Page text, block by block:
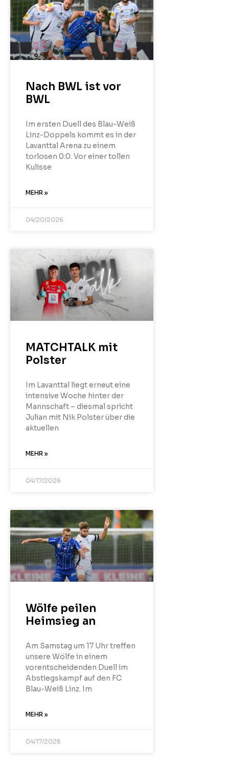
Nach BWL ist vor
BWL
Im ersten Duell des Blau-Weiß
Linz-Doppels kommt es in der
Lavanttal Arena zu einem
torlosen 0:0. Vor einer tollen
Kulisse
MEHR »
04/20/2026
MATCHTALK mit
Polster
Im Lavanttal liegt erneut eine
intensive Woche hinter der
Mannschaft – diesmal spricht
Julian mit Nik Polster über die
aktuellen
MEHR »
04/17/2026
Wölfe peilen
Heimsieg an
Am Samstag um 17 Uhr treffen
unsere Wölfe in einem
vorentscheidenden Duell im
Abstiegskampf auf den FC
Blau-Weiß Linz. Im
MEHR »
04/17/2026